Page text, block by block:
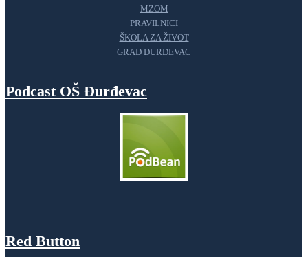
MZOM
PRAVILNICI
ŠKOLA ZA ŽIVOT
GRAD ĐURĐEVAC
Podcast OŠ Đurđevac
Red Button